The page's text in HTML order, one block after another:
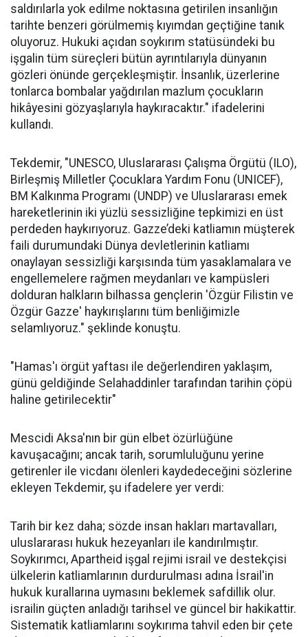
saldırılarla yok edilme noktasına getirilen insanlığın
tarihte benzeri görülmemiş kıyımdan geçtiğine tanık
oluyoruz. Hukuki açıdan soykırım statüsündeki bu
işgalin tüm süreçleri bütün ayrıntılarıyla dünyanın
gözleri önünde gerçekleşmiştir. İnsanlık, üzerlerine
tonlarca bombalar yağdırılan mazlum çocukların
hikâyesini gözyaşlarıyla haykıracaktır." ifadelerini
kullandı.
Tekdemir, "UNESCO, Uluslararası Çalışma Örgütü (ILO),
Birleşmiş Milletler Çocuklara Yardım Fonu (UNICEF),
BM Kalkınma Programı (UNDP) ve Uluslararası emek
hareketlerinin iki yüzlü sessizliğine tepkimizi en üst
perdeden haykırıyoruz. Gazze’deki katliamın müşterek
faili durumundaki Dünya devletlerinin katliamı
onaylayan sessizliği karşısında tüm yasaklamalara ve
engellemelere rağmen meydanları ve kampüsleri
dolduran halkların bilhassa gençlerin 'Özgür Filistin ve
Özgür Gazze' haykırışlarını tüm benliğimizle
selamlıyoruz." şeklinde konuştu.
"Hamas'ı örgüt yaftası ile değerlendiren yaklaşım,
günü geldiğinde Selahaddinler tarafından tarihin çöpü
haline getirilecektir"
Mescidi Aksa'nın bir gün elbet özürlüğüne
kavuşacağını; ancak tarih, sorumluluğunu yerine
getirenler ile vicdanı ölenleri kaydedeceğini sözlerine
ekleyen Tekdemir, şu ifadelere yer verdi:
Tarih bir kez daha; sözde insan hakları martavalları,
uluslararası hukuk hezeyanları ile kandırılmıştır.
Soykırımcı, Apartheid işgal rejimi israil ve destekçisi
ülkelerin katliamlarının durdurulması adına İsrail'in
hukuk kurallarına uymasını beklemek safdillik olur.
israilin güçten anladığı tarihsel ve güncel bir hakikattir.
Sistematik katliamlarını soykırıma tahvil eden bir çete